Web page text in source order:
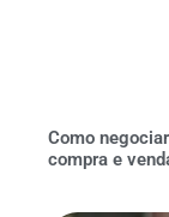
Como
compra e